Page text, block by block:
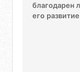
благодарен
его